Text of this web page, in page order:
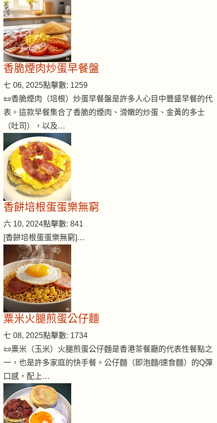
香脆煙肉炒蛋早餐盤
七 06, 2025點擊數: 1259
📜香脆煙肉（培根）炒蛋早餐盤是許多人心目中豐盛早餐的代
表。這款早餐集合了香脆的煙肉、滑嫩的炒蛋、金黃的多士
（吐司），以及…
香餅培根蛋蛋樂無窮
六 10, 2024點擊數: 841
[香餅培根蛋蛋樂無窮]…
粟米火腿煎蛋公仔麵
七 08, 2025點擊數: 1734
📜粟米（玉米）火腿煎蛋公仔麵是香港茶餐廳的代表性餐點之
一，也是許多家庭的快手餐。公仔麵（即泡麵/速食麵）的Q彈
口感，配上…